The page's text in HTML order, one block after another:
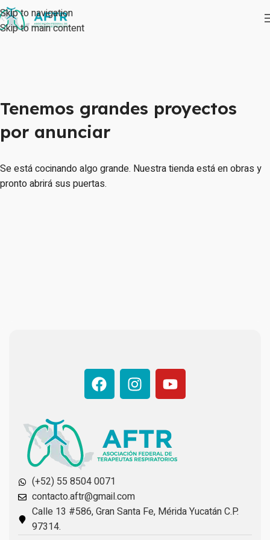
Skip to navigation
Skip to main content
Tenemos grandes proyectos
por anunciar
Se está cocinando algo grande. Nuestra tienda está en obras y
pronto abrirá sus puertas.
(+52) 55 8504 0071
contacto.aftr@gmail.com
Calle 13 #586, Gran Santa Fe, Mérida Yucatán C.P.
97314.